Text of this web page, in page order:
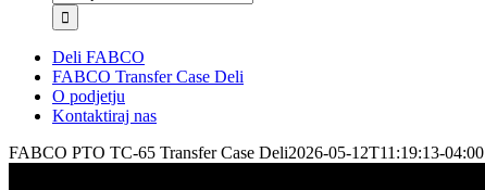
Deli FABCO
FABCO Transfer Case Deli
O podjetju
Kontaktiraj nas
FABCO PTO TC-65 Transfer Case Deli2026-05-12T11:19:13-04:00